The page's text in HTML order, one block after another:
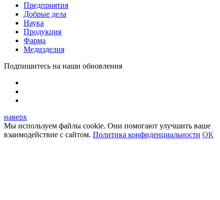
Предприятия
Добрые дела
Наука
Продукция
Фарма
Медизделия
Подпишитесь на наши обновления
наверх
Мы используем файлы cookie. Они помогают улучшить ваше
взаимодействие с сайтом. Политика конфиденциальности ОК